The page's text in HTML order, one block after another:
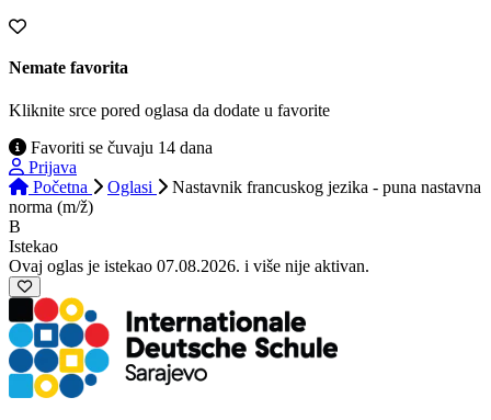
Nemate favorita
Kliknite srce pored oglasa da dodate u favorite
Favoriti se čuvaju 14 dana
Prijava
Početna
Oglasi
Nastavnik francuskog jezika - puna nastavna
norma (m/ž)
B
Istekao
Ovaj oglas je istekao 07.08.2026. i više nije aktivan.